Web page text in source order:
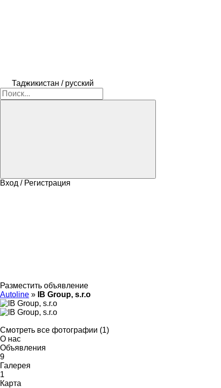
Таджикистан / русский
Вход / Регистрация
Разместить объявление
Autoline » IB Group, s.r.o
Смотреть все фотографии (1)
О нас
Объявления
9
Галерея
1
Карта